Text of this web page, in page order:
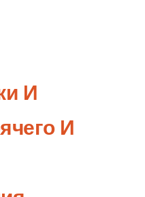
И
И